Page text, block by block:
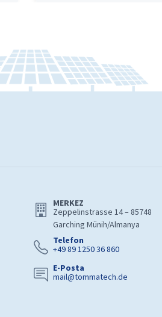
MERKEZ
Zeppelinstrasse 14 – 85748
Garching Münih/Almanya
Telefon
+49 89 1250 36 860
E-Posta
mail@tommatech.de